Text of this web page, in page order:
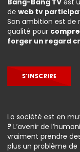
Bang-Bang TV est
de web tv
Son ambition est de
qualité pour
forger un regard
S’INSCRIRE
La société est en
? L’avenir de
vraiment prendre
plus un problème de